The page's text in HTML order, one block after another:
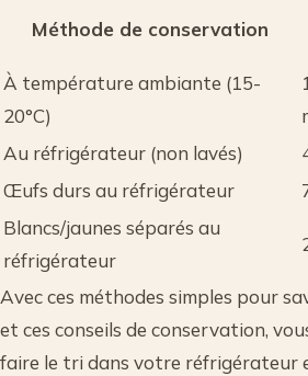
Méthode de conservation
À température ambiante (15-
20°C)
Au réfrigérateur (non lavés)
Œufs durs au réfrigérateur
Blancs/jaunes séparés au
réfrigérateur
Avec ces méthodes simples pour
et ces conseils de conservation,
faire le tri dans votre réfrigérateur